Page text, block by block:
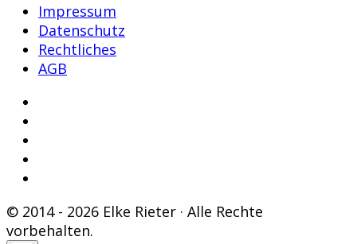
Impressum
Datenschutz
Rechtliches
AGB
© 2014 - 2026 Elke Rieter · Alle Rechte
vorbehalten.